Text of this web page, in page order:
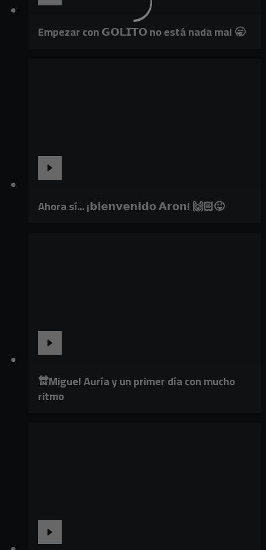
Empezar con 𝗚𝗢𝗟𝗜𝗧𝗢 no está nada mal 🥱
Ahora sí... ¡𝗯𝗶𝗲𝗻𝘃𝗲𝗻𝗶𝗱𝗼 𝗔𝗿𝗼𝗻! 🙌🏻😜
🔛Miguel Auría y un primer día con mucho
ritmo